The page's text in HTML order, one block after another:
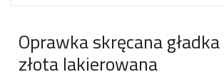
Oprawka skręcana
złota lakierowana